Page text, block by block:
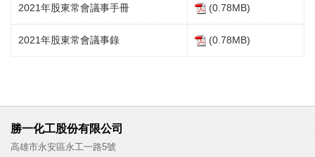
2021年股東常會議事手冊 (0.78MB)
2021年股東常會議事錄 (0.78MB)
勝一化工股份有限公司
高雄市永安區永工一路5號